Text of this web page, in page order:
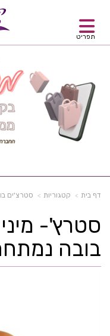
תפריט
דף בית קטגוריות סטרצ'ים
סטרץ'-
בובה